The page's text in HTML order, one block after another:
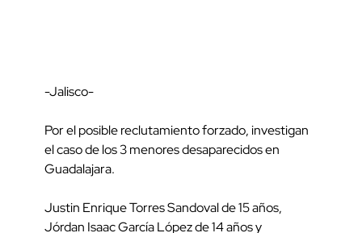
-Jalisco-
Por el posible reclutamiento forzado, investigan
el caso de los 3 menores desaparecidos en
Guadalajara.
Justin Enrique Torres Sandoval de 15 años,
Jórdan Isaac García López de 14 años y